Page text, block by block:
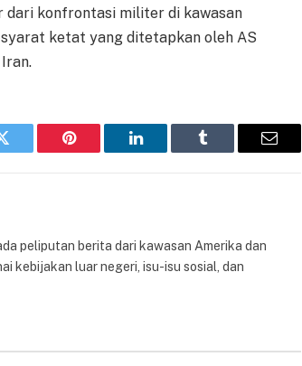
dari konfrontasi militer di kawasan
ketat yang ditetapkan oleh AS
Twitter Pinterest LinkedIn Tumblr Email
peliputan berita dari kawasan Amerika dan
kebijakan luar negeri, isu-isu sosial, dan